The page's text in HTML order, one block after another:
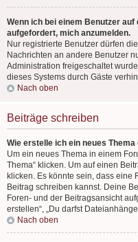
Wenn ich bei einem Benutzer
aufgefordert, mich anzumelden.
Nur registrierte Benutzer dürfen
Nachrichten an andere Benutzer
Administration freigeschaltet
dieses Systems durch Gäste
Nach oben
Beiträge schreiben
Wie erstelle ich ein neues
Um ein neues Thema in einem
Thema“ klicken. Um auf einen
klicken. Es könnte sein, dass eine
Beitrag schreiben kannst. Deine
Foren- und der Beitragsansicht
erstellen“, „Du darfst
Nach oben